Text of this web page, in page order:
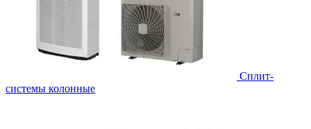
Cплит-
системы колонные